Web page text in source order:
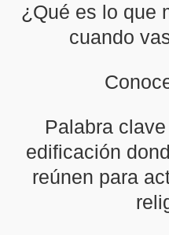
¿Qué es lo que
cuando
Palabra
edificación
reúnen para